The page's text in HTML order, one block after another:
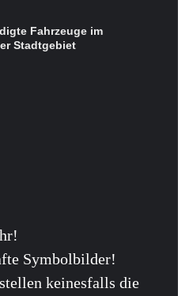
Fahrzeuge im
Stadtgebiet
Symbolbilder!
keinesfalls die